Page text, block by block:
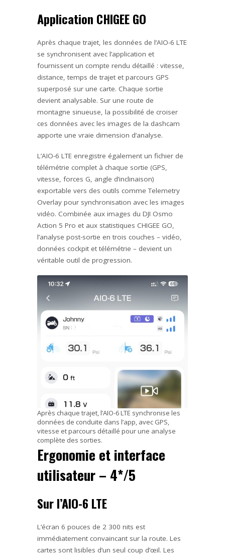
Application CHIGEE GO
Après chaque trajet, les données de l’AIO-6 LTE
se synchronisent avec l’application et
fournissent un compte rendu détaillé : vitesse,
distance, temps de trajet et parcours GPS
superposé sur une carte. Chaque sortie
devient analysable. Sur une route de
montagne sinueuse, la possibilité de croiser
ces données avec les images de la dashcam
apporte une vraie dimension d’analyse.
L’AIO-6 LTE enregistre également un fichier de
télémétrie complet à chaque sortie (GPS,
vitesse, forces G, angle d’inclinaison)
exportable vers des outils comme Telemetry
Overlay pour synchronisation avec les images
vidéo. Combinée aux images du DJI Osmo
Action 5 Pro et aux statistiques CHIGEE GO,
l’analyse post-sortie en trois couches – vidéo,
données cockpit et télémétrie – devient un
véritable outil de progression.
Après chaque trajet, l’AIO-6 LTE synchronise les
données de conduite dans l’app, avec GPS,
vitesse et parcours détaillé pour une analyse
complète des sorties.
Ergonomie et interface
utilisateur – 4*/5
Sur l’AIO-6 LTE
L’écran 6 pouces de 2 300 nits est
immédiatement convaincant sur la route. Les
cartes sont lisibles d’un seul coup d’œil. Les